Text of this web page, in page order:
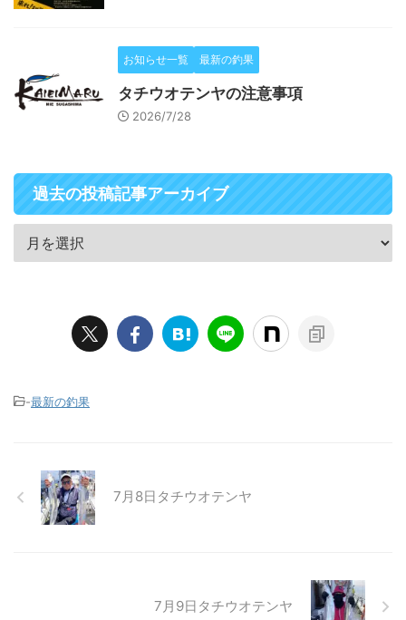
お知らせ一覧 最新の釣果
タチウオテンヤの注意事項
2026/7/28
過去の投稿記事アーカイブ
-最新の釣果
7月8日タチウオテンヤ
7月9日タチウオテンヤ